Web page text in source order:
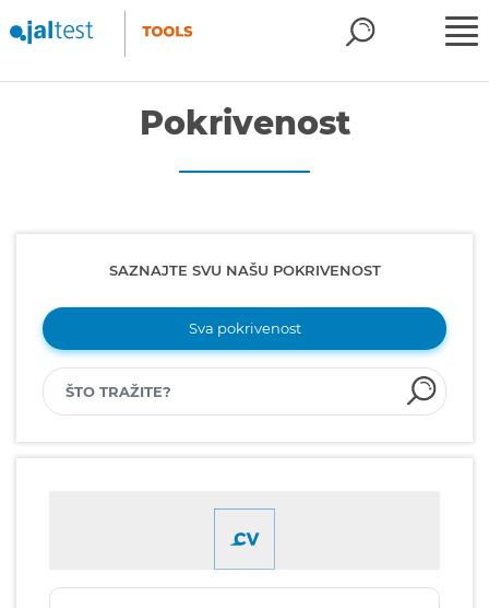
Pokrivenost
SAZNAJTE SVU NAŠU POKRIVENOST
Sva pokrivenost